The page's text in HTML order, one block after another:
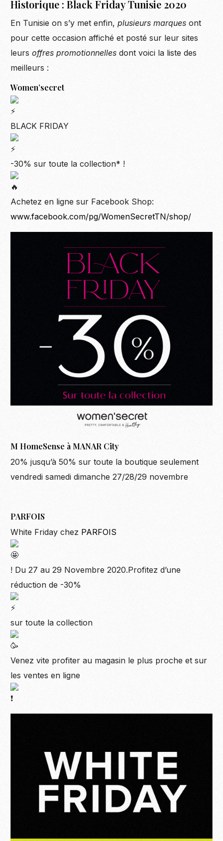
Historique : Black Friday Tunisie 2020
En Tunisie on s’y met enfin,plusieurs marques ont
pour cette occasion affiché et posté sur leur sites
leursoffres promotionnelles dont voici la liste des
meilleurs :
Women’secret
BLACK FRIDAY
-30% sur toute la collection* !
Achetez en ligne sur Facebook Shop:
www.facebook.com/pg/WomenSecretTN/shop/
M HomeSense à MANAR City
20% jusqu’à 50% sur toute la boutique seulement
vendredi samedi dimanche 27/28/29 novembre
PARFOIS
White Friday chez PARFOIS
! Du 27 au 29 Novembre 2020.Profitez d’une
réduction de -30%
sur toute la collection
Venez vite profiter au magasin le plus proche et sur
les ventes en ligne